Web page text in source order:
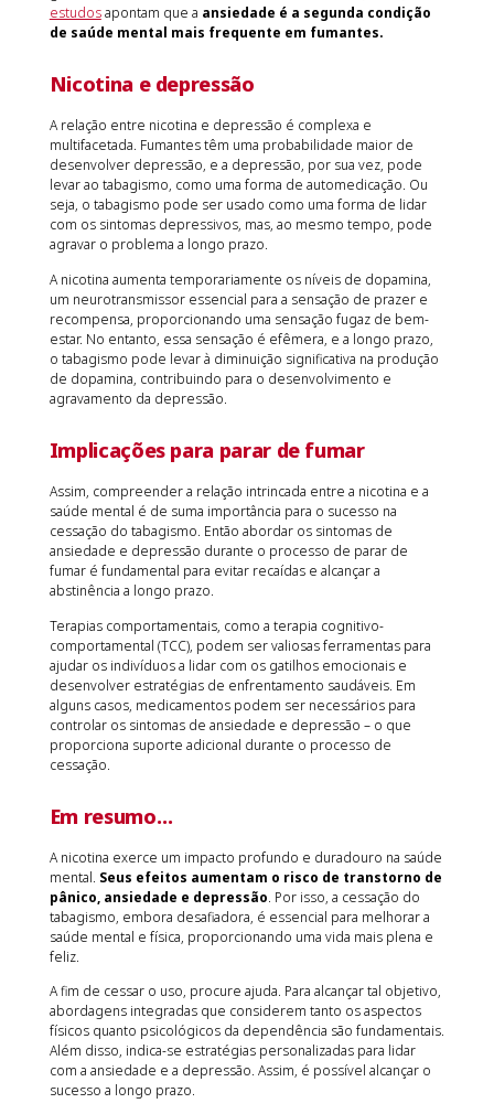
estudosapontam que a ansiedade é a segunda condição
de saúde mental mais frequente em fumantes.
Nicotina e depressão
A relação entre nicotina e depressão é complexa e
multifacetada. Fumantes têm uma probabilidade maior de
desenvolver depressão, e a depressão, por sua vez, pode
levar ao tabagismo, como uma forma de automedicação. Ou
seja, o tabagismo pode ser usado como uma forma de lidar
com os sintomas depressivos, mas, ao mesmo tempo, pode
agravar o problema a longo prazo.
A nicotina aumenta temporariamente os níveis de dopamina,
um neurotransmissor essencial para a sensação de prazer e
recompensa, proporcionando uma sensação fugaz de bem-
estar. No entanto, essa sensação é efêmera, e a longo prazo,
o tabagismo pode levar à diminuição significativa na produção
de dopamina, contribuindo para o desenvolvimento e
agravamento da depressão.
Implicações para parar de fumar
Assim, compreender a relação intrincada entre a nicotina e a
saúde mental é de suma importância para o sucesso na
cessação do tabagismo. Então abordar os sintomas de
ansiedade e depressão durante o processo de parar de
fumar é fundamental para evitar recaídas e alcançar a
abstinência a longo prazo.
Terapias comportamentais, como a terapia cognitivo-
comportamental (TCC), podem ser valiosas ferramentas para
ajudar os indivíduos a lidar com os gatilhos emocionais e
desenvolver estratégias de enfrentamento saudáveis. Em
alguns casos, medicamentos podem ser necessários para
controlar os sintomas de ansiedade e depressão – o que
proporciona suporte adicional durante o processo de
cessação.
Em resumo…
A nicotina exerce um impacto profundo e duradouro na saúde
mental. Seus efeitos aumentam o risco de transtorno de
pânico, ansiedade e depressão. Por isso, a cessação do
tabagismo, embora desafiadora, é essencial para melhorar a
saúde mental e física, proporcionando uma vida mais plena e
feliz.
A fim de cessar o uso, procure ajuda. Para alcançar tal objetivo,
abordagens integradas que considerem tanto os aspectos
físicos quanto psicológicos da dependência são fundamentais.
Além disso, indica-se estratégias personalizadas para lidar
com a ansiedade e a depressão. Assim, é possível alcançar o
sucesso a longo prazo.